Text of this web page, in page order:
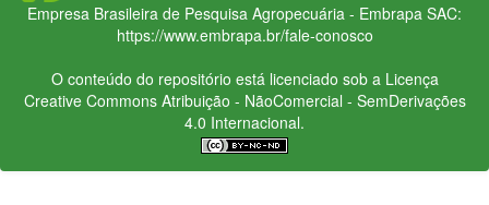
Empresa Brasileira de Pesquisa Agropecuária - Embrapa SAC:
https://www.embrapa.br/fale-conosco
O conteúdo do repositório está licenciado sob a Licença
Creative CommonsAtribuição - NãoComercial - SemDerivações
4.0 Internacional.